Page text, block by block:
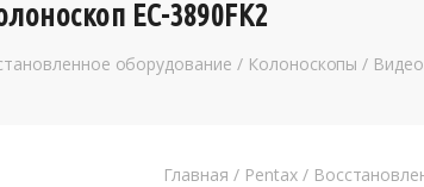
EC-3890FK2
оборудование / Колоноскопы /
Главная / Pentax/